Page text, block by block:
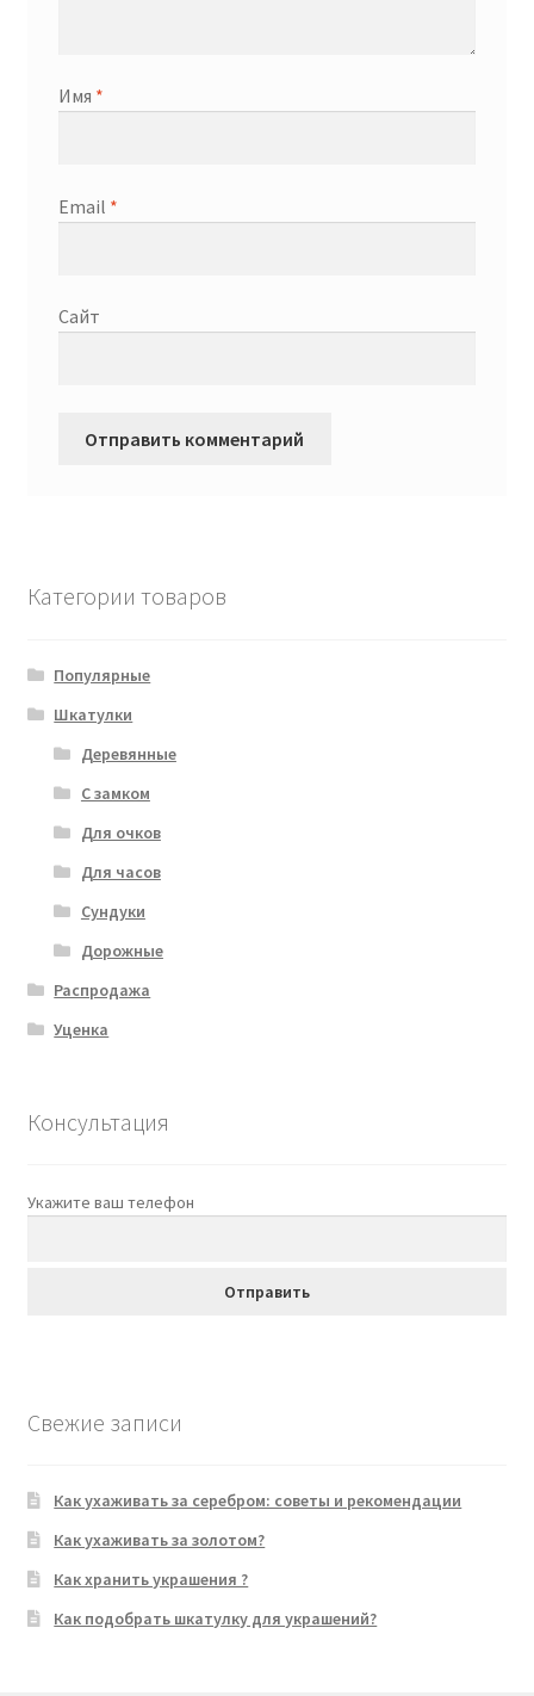
Имя *
Email *
Сайт
Категории товаров
Популярные
Шкатулки
Деревянные
С замком
Для очков
Для часов
Сундуки
Дорожные
Распродажа
Уценка
Консультация
Укажите ваш телефон
Свежие записи
Как ухаживать за серебром: советы и рекомендации
Как ухаживать за золотом?
Как хранить украшения ?
Как подобрать шкатулку для украшений?